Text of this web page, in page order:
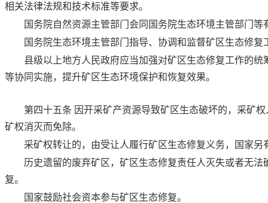
相关法律法规和技术标准等要求。
国务院自然资源主管部门会同国务院生态环境主管部门
国务院生态环境主管部门指导、协调和监督矿区生态修复
县级以上地方人民政府应当加强对矿区生态修复工作的
等协同实施，提升矿区生态环境保护和恢复效果。
第四十五条 因开采矿产资源导致矿区生态破坏的，采矿
矿权消灭而免除。
采矿权转让的，由受让人履行矿区生态修复义务，国家
历史遗留的废弃矿区，矿区生态修复责任人灭失或者无
复。
国家鼓励社会资本参与矿区生态修复。